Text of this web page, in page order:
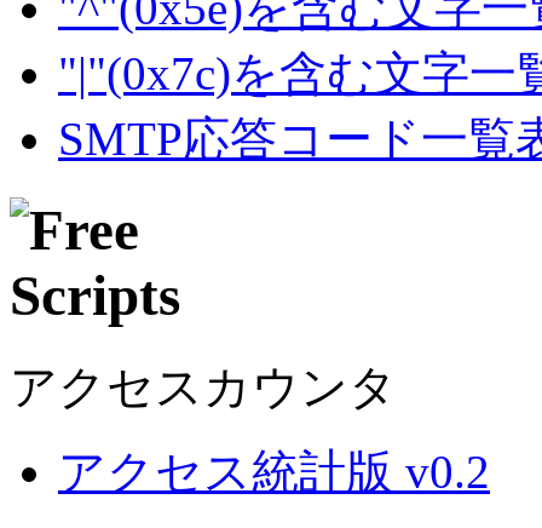
"|"(0x7c)を含む文字一
SMTP応答コード一覧
アクセスカウンタ
アクセス統計版 v0.2